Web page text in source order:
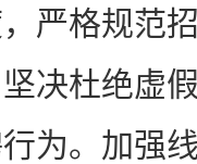
严格规范
决杜绝虚
为。加强